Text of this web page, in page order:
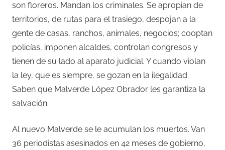
son floreros. Mandan los criminales. Se apropian de
territorios, de rutas para el trasiego, despojan a la
gente de casas, ranchos, animales, negocios; cooptan
policías, imponen alcaldes, controlan congresos y
tienen de su lado al aparato judicial. Y cuando violan
la ley, que es siempre, se gozan en la ilegalidad.
Saben que Malverde López Obrador les garantiza la
salvación.
Al nuevo Malverde se le acumulan los muertos. Van
36 periodistas asesinados en 42 meses de gobierno,